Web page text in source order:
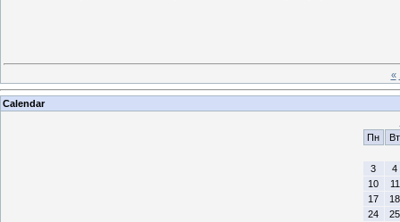
«
Calendar
Пн
Вт
3
4
10
11
17
18
24
25